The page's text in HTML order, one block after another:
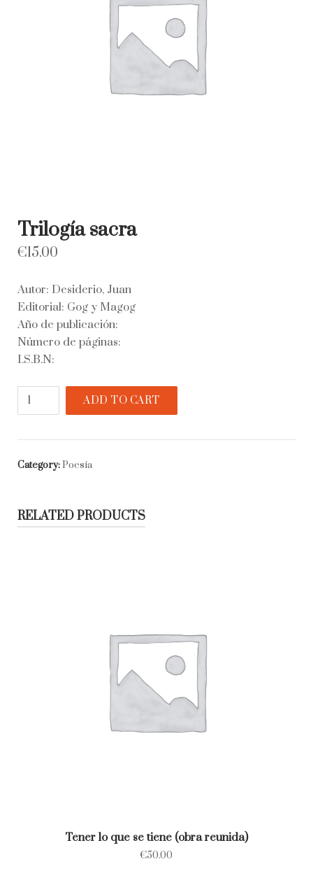
Trilogía sacra
€15.00
Autor: Desiderio, Juan
Editorial: Gog y Magog
Año de publicación:
Número de páginas:
I.S.B.N:
Trilogía
ADD TO CART
Category:Poesía
RELATED PRODUCTS
Tener lo que se tiene (obra reunida)
€50.00